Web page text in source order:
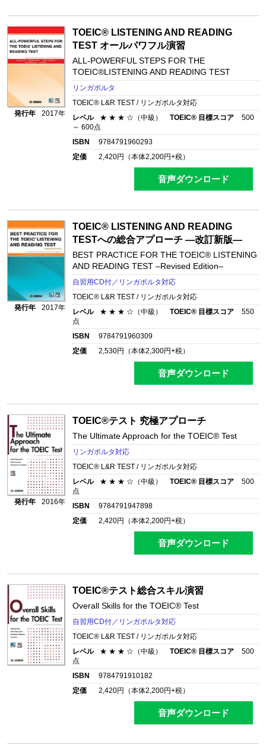
発行年 2017年
TOEIC® LISTENING AND READING
TEST オールパワフル演習
ALL-POWERFUL STEPS FOR THE
TOEIC®LISTENING AND READING TEST
リンガポルタ
TOEIC® L&R TEST / リンガポルタ対応
レベル
★ ★ ★ ☆（中級） TOEIC® 目標スコア
500
～ 600点
ISBN
9784791960293
定価
2,420円（本体2,200円+税）
音声ダウンロード
発行年 2017年
TOEIC® LISTENING AND READING
TESTへの総合アプローチ ―改訂新版―
BEST PRACTICE FOR THE TOEIC® LISTENING
AND READING TEST –Revised Edition–
自習用CD付／リンガポルタ対応
TOEIC® L&R TEST / リンガポルタ対応
レベル
★ ★ ★ ☆（中級） TOEIC® 目標スコア
550
点
ISBN
9784791960309
定価
2,530円（本体2,300円+税）
音声ダウンロード
発行年 2016年
TOEIC®テスト 究極アプローチ
The Ultimate Approach for the TOEIC® Test
リンガポルタ対応
TOEIC® L&R TEST / リンガポルタ対応
レベル
★ ★ ★ ☆（中級） TOEIC® 目標スコア
500
点
ISBN
9784791947898
定価
2,420円（本体2,200円+税）
音声ダウンロード
TOEIC®テスト総合スキル演習
Overall Skills for the TOEIC® Test
自習用CD付／リンガポルタ対応
TOEIC® L&R TEST / リンガポルタ対応
レベル
★ ★ ★ ☆（中級） TOEIC® 目標スコア
500
点
ISBN
9784791910182
定価
2,420円（本体2,200円+税）
音声ダウンロード